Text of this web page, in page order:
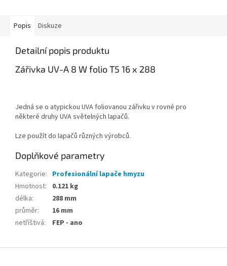
Popis Diskuze
Detailní popis produktu
Zářivka UV-A 8 W folio T5 16 x 288
Jedná se o atypickou UVA foliovanou zářivku v rovné pro
některé druhy UVA světelných lapačů.
Lze použít do lapačů různých výrobců.
Doplňkové parametry
Kategorie: Profesionální lapače hmyzu
Hmotnost:
0.121 kg
délka:
288 mm
průměr:
16 mm
netříštivá: FEP - ano